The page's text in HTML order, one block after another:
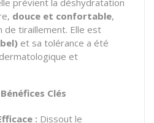
douce et confortable,
de tiraillement. Elle est
et sa tolérance a été
et
Clés
: Dissout le